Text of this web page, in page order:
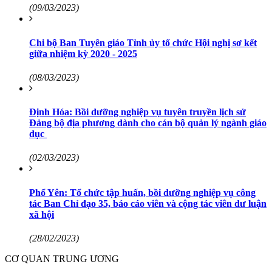
(09/03/2023)
Chi bộ Ban Tuyên giáo Tỉnh ủy tổ chức Hội nghị sơ kết
giữa nhiệm kỳ 2020 - 2025
(08/03/2023)
Định Hóa: Bồi dưỡng nghiệp vụ tuyên truyền lịch sử
Đảng bộ địa phương dành cho cán bộ quản lý ngành giáo
dục
(02/03/2023)
Phổ Yên: Tổ chức tập huấn, bồi dưỡng nghiệp vụ công
tác Ban Chỉ đạo 35, báo cáo viên và cộng tác viên dư luận
xã hội
(28/02/2023)
CƠ QUAN TRUNG ƯƠNG